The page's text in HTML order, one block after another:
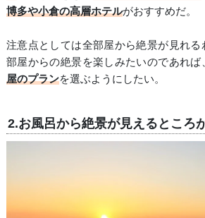
博多や小倉の高層ホテルがおすすめだ。
注意点としては全部屋から絶景が見れる
部屋からの絶景を楽しみたいのであれば
屋のプランを選ぶようにしたい。
2.お風呂から絶景が見えるところ